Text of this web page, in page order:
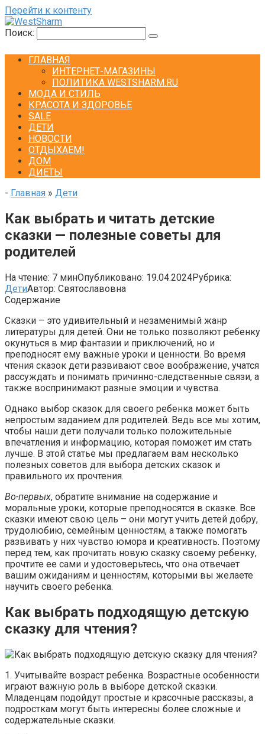
Перейти к контенту
Поиск:
ГЛАВНАЯ
ИНТЕРНЕТ-МАГАЗИНЫ
ПОЛИТИКА WESTSHARM.RU
МОДА И СТИЛЬ
КРАСОТА И ЗДОРОВЬЕ
SALE
ДЕТИ
НОВОСТИ
ОТДЫХАЕМ!
ДОМ
ДИЕТЫ
- Главная » Дети
Как выбрать и читать детские
сказки — полезные советы для
родителей
На чтение: 7 минОпубликовано: 19.04.2024Рубрика:
ДетиАвтор: Святославовна
Содержание
Сказки – это удивительный и незаменимый жанр
литературы для детей. Они не только позволяют ребенку
окунуться в мир фантазии и приключений, но и
преподносят ему важные уроки и ценности. Во время
чтения сказок дети развивают свое воображение, учатся
рассуждать и понимать причинно-следственные связи, а
также воспринимают разные эмоции и чувства.
Однако выбор сказок для своего ребенка может быть
непростым заданием для родителей. Ведь все мы хотим,
чтобы наши дети получали только положительные
впечатления и информацию, которая поможет им стать
лучше. В этой статье мы предлагаем вам несколько
полезных советов для выбора детских сказок и
правильного их прочтения.
Во-первых, обратите внимание на содержание и
моральные уроки, которые преподносятся в сказке. Все
сказки имеют свою цель – они могут учить детей добру,
трудолюбию, семейным ценностям, а также помогать
развивать у них чувство юмора и креативность. Поэтому
перед тем, как прочитать новую сказку своему ребенку,
прочтите ее сами и удостоверьтесь, что она отвечает
вашим ожиданиям и ценностям, которыми вы желаете
научить своего ребенка.
Как выбрать подходящую детскую
сказку для чтения?
1. Учитывайте возраст ребенка. Возрастные особенности
играют важную роль в выборе детской сказки.
Младенцам подойдут простые и красочные рассказы, а
подросткам могут быть интересны более сложные и
содержательные сказки.